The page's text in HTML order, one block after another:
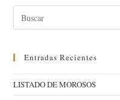
Entradas Recientes
LISTADO DE MOROSOS